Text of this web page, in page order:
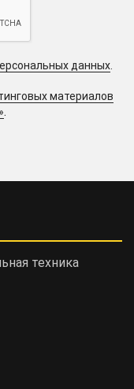
данных
материалов
.
техника